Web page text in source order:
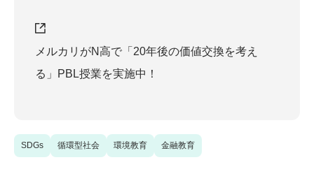
メルカリがN高で「20年後の価値交換を考え
る」PBL授業を実施中！
SDGs 循環型社会 環境教育 金融教育